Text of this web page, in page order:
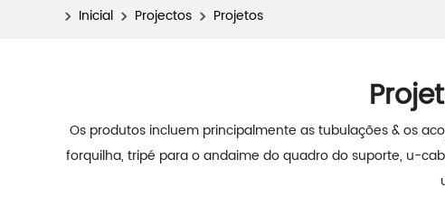
Inicial Projectos Projetos
Os produtos incluem principalmente as tubulações & os
forquilha, tripé para o andaime do quadro do suporte, u-